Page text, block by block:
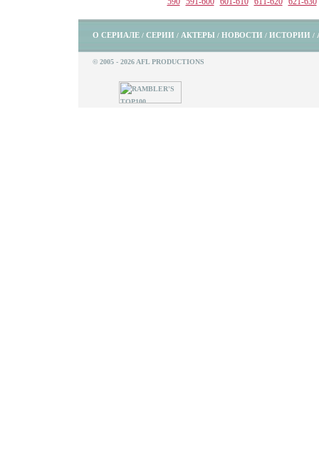
О СЕРИАЛЕ / СЕРИИ / АКТЕРЫ / НОВОСТИ / ИСТОРИИ /
© 2005 - 2026 AFL PRODUCTIONS